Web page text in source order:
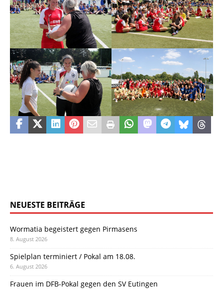
NEUESTE BEITRÄGE
Wormatia begeistert gegen Pirmasens
8. August 2026
Spielplan terminiert / Pokal am 18.08.
6. August 2026
Frauen im DFB-Pokal gegen den SV Eutingen